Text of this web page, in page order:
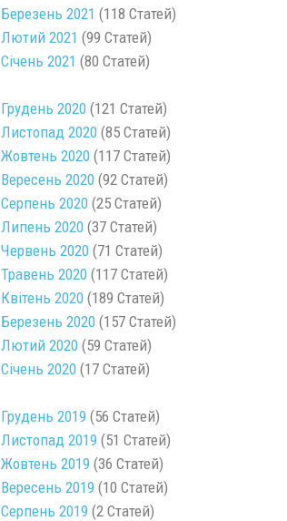
Березень 2021 (118 Статей)
Лютий 2021 (99 Статей)
Січень 2021 (80 Статей)
Грудень 2020(121 Статей)
Листопад 2020(85 Статей)
Жовтень 2020(117 Статей)
Вересень 2020(92 Статей)
Серпень 2020(25 Статей)
Липень 2020(37 Статей)
Червень 2020(71 Статей)
Травень 2020(117 Статей)
Квітень 2020(189 Статей)
Березень 2020(157 Статей)
Лютий 2020(59 Статей)
Січень 2020(17 Статей)
Грудень 2019 (56 Статей)
Листопад 2019 (51 Статей)
Жовтень 2019 (36 Статей)
Вересень 2019 (10 Статей)
Серпень 2019 (2 Статей)